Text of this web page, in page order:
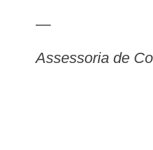
—
Assessoria de